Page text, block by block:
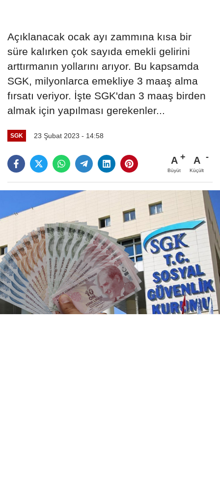
Açıklanacak ocak ayı zammına kısa bir
süre kalırken çok sayıda emekli gelirini
arttırmanın yollarını arıyor. Bu kapsamda
SGK, milyonlarca emekliye 3 maaş alma
fırsatı veriyor. İşte SGK'dan 3 maaş birden
almak için yapılması gerekenler...
SGK 23 Şubat 2023 - 14:58
A
Büyüt
A
Küçült